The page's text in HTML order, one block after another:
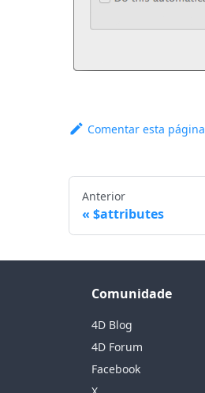
Comentar esta página
Anterior
$attributes
Comunidade
4D Blog
4D Forum
Facebook